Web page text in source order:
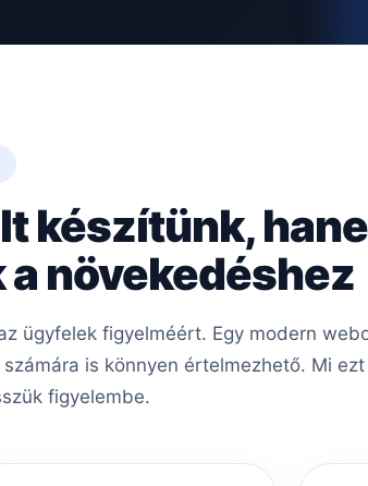
készítünk,
növekedéshez
ügyfelek figyelméért. Egy modern
is könnyen értelmezhető. Mi
figyelembe.